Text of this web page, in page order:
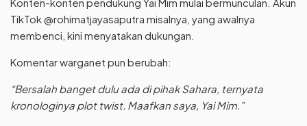
TikTok @rohimatjayasaputra misalnya, yang awalnya
membenci, kini menyatakan dukungan.
Komentar warganet pun berubah:
“Bersalah banget dulu ada di pihak Sahara, ternyata
kronologinya plot twist. Maafkan saya, Yai Mim.”